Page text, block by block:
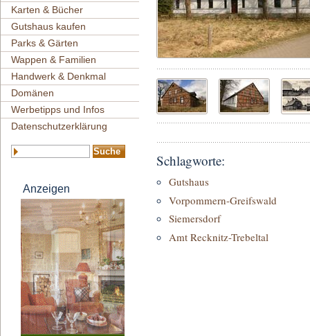
Karten & Bücher
Gutshaus kaufen
Parks & Gärten
Wappen & Familien
Handwerk & Denkmal
Domänen
Werbetipps und Infos
Datenschutzerklärung
Anzeigen
Schlagworte:
Gutshaus
Vorpommern-Greifswald
Siemersdorf
Amt Recknitz-Trebeltal